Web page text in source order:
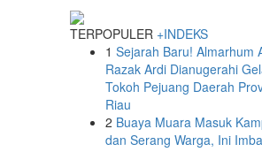
TERPOPULER +INDEKS
1 Sejarah Baru! Almarhum
Razak Ardi Dianugerahi
Tokoh Pejuang Daerah
Riau
2 Buaya Muara Masuk
dan Serang Warga, Ini